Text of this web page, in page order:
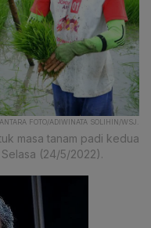
ANTARA FOTO/ADIWINATA SOLIHIN/WSJ.
masa tanam padi kedua
(24/5/2022).